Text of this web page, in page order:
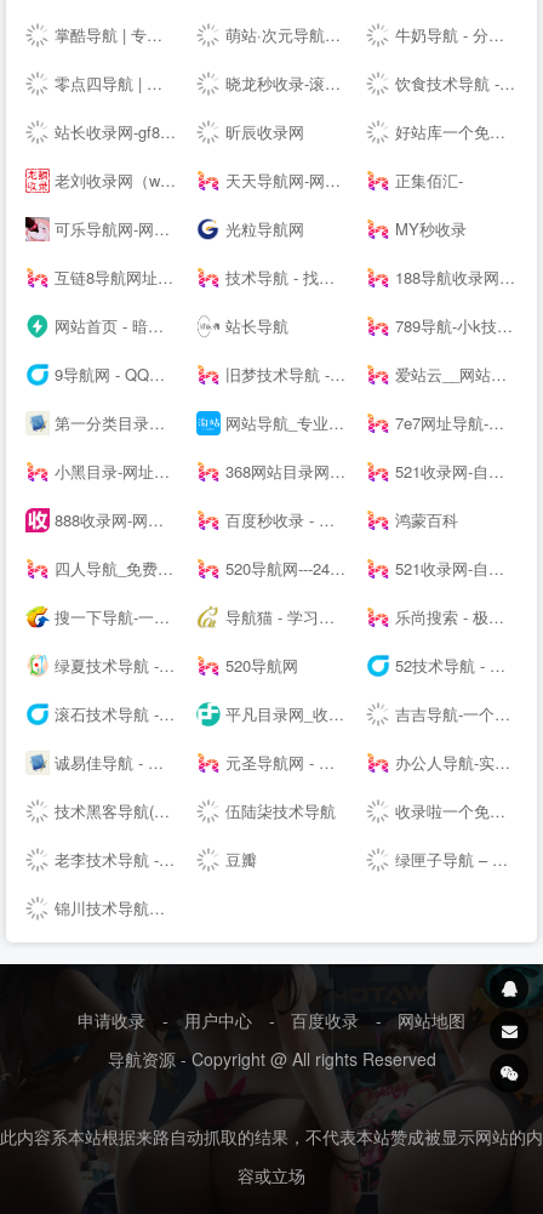
掌酷导航 | 专注影音娱乐的网址导航 萌站·次元导航，ACG第一站，二次元导航之门，收藏我的二次元(づ￣ 3￣)づ 牛奶导航 - 分类目录导航网_资源网站大全_站长资源分享网
零点四导航 | 优秀网站聚集地 晓龙秒收录-滚石技术导航-来访自动收录 饮食技术导航 - 免费收录精品资源网址技术导航 学习技术 从这里开始
站长收录网-gf8.top-秒收录导航-名站网址导航-网站收录-快速收录-技术导航-SEO导航 昕辰收录网 好站库一个免费提交网站网址收录好站的分类目录导航大全
老刘收录网（www.llshoulu.com）-老刘友情链接交换-老刘自助链接提交-老刘技术导航-老刘自动秒收录 天天导航网-网站收录-技术导航 正集佰汇-
可乐导航网-网站收录-技术导航 光粒导航网 MY秒收录
互链8导航网址收录-互链8网址导航 技术导航 - 找资源,上技术导航! 188导航收录网_自动秒收录|技术导航|站长导航|网址导航|免费收录网|自动链接|友情链接网
网站首页 - 暗夜云导航-暗夜云导航 站长导航 789导航-小k技术网,小刀娱乐网
9导航网 - QQ导航资源_SEO优化_原创IT站长9导航网 旧梦技术导航 - 技术导航网,资源网,滚石导航网,技术导航,小刀娱乐网,学技术 找资源 从这里开始 爱站云__网站收录与提交入口 - 每一个网站背后都有一个故事
第一分类目录网-七嫂网址导航,网站目录「实用的分类目录网站大全」 网站导航_专业网站分类目录网站大全_淘站目录网 7e7网址导航-网站大全-免费网站收录
小黑目录-网址分类目录网站大全 368网站目录网-免费发布收录优秀网站_网址分类提交_网站大全导航 521收录网-自动秒收录
888收录网-网站收录-网址收录-自动秒收录 百度秒收录 - 免费收录网站,迅速提升流量|NinHuLINK 鸿蒙百科
四人导航_免费导航网站|免费网站收录|免费网站分类目录 520导航网---24H自动收录 521收录网-自动秒收录
搜一下导航-一个聚合所有网站的主页，并打造最具影响力的站长导航及站长分享推广平台！葫芦导航_大咖技术导航_国际网址导航_网址导航_设计素材导航_小K网_小刀网_吾爱破解_站长导航网、滚石技术导航网、名站网址导航、网址大全、网址之家。 导航猫 - 学习技术 从这里开始 乐尚搜索 - 极简多引擎主页
绿夏技术导航 - 精选优质技术_资源网址导航 520导航网 52技术导航 - 学技术,查资源,看资讯,就上52技术导航
滚石技术导航 - QQ技术导航天下网__免费网站分类收录 平凡目录网_收录网址 吉吉导航-一个为你服务的大众化导航网站，收录了大量好用的网站|首页
诚易佳导航 - 学习技术 从这里开始 元圣导航网 - 专业的网址导航 办公人导航-实用的办公生活导航网站！
技术黑客导航(www.jshkw.com)-站长导航,免费收录网址,实用网址导航,资源导航网 伍陆柒技术导航 收录啦一个免费提交网站网址收录好站的分类目录导航大全
老李技术导航 - QQ技术导航,QQ业务乐园,小刀娱乐网,爱Q生活网,QQ技术,技术导航天下,钻石皇朝,QQ技术网,QQ资源网,QQ技术乐园,学习技术 从这里开始 豆瓣 绿匣子导航 – 电影电视剧导航 – 24H秒收录网址导航网站
锦川技术导航网 - 小刀娱乐网,QQ资源吧,滚石导航网,锦川资源库,小刀娱乐网, 找资源 学习技术 从这里开始
申请收录 - 用户中心 - 百度收录 -
网站地图
导航资源 - Copyright @ All rights Reserved
此内容系本站根据来路自动抓取的结果，不代表本站赞成被显示网站的内
容或立场